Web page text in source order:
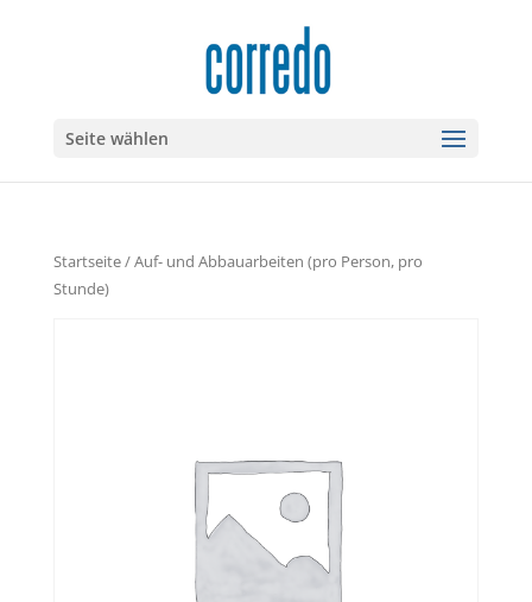
Seite wählen
Startseite/ Auf- und Abbauarbeiten (pro Person, pro
Stunde)